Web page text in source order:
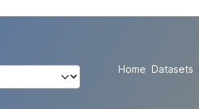
Home Datasets